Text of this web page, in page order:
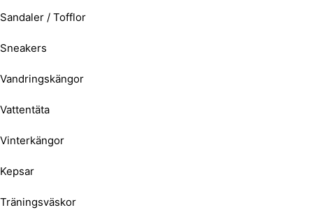
Sandaler / Tofflor
Sneakers
Vandringskängor
Vattentäta
Vinterkängor
Kepsar
Träningsväskor